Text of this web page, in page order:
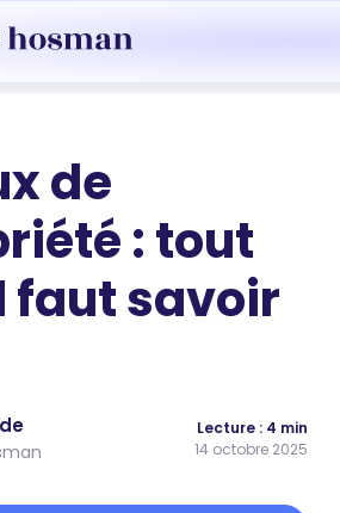
de
: tout
faut savoir
Lecture : 4 min
14 octobre 2025